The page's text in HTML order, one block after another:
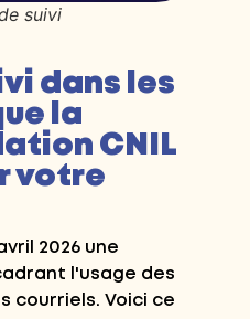
suivi
dans les
la
CNIL
votre
2026 une
l'usage des
courriels. Voici ce